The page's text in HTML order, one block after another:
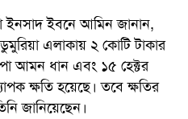
ইনসাদ ইবনে আমিন জানান,
এলাকায় ২ কোটি টাকার
আমন ধান এবং ১৫ হেক্টর
ক্ষতি হয়েছে। তবে ক্ষতির
জানিয়েছেন।